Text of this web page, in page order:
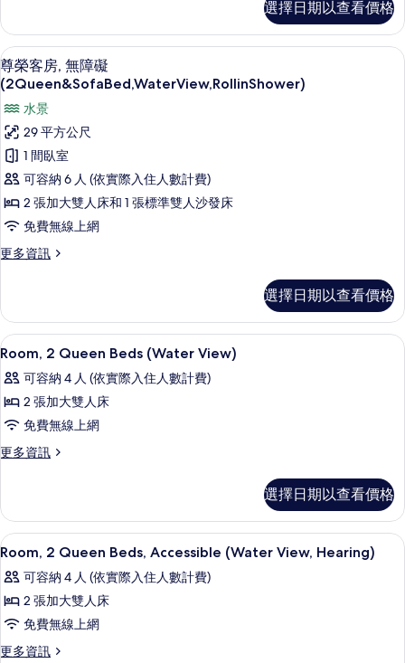
相
片
詳
情
雙
人
床
(Water
View)
的
所
有
相
片
客
房,
2
張
加
大
雙
人
床
(Water
的
詳
選擇日期以查看價格
顯
示
尊
榮
客
房,
無
障
礙
(2Queen&SofaBed,WaterView,RollinShower)
所
有
相
片
尊榮客房, 無障礙
7
尊榮客房, 無障礙
(2Queen&SofaBed,WaterView,RollinShower)
水景
29 平方公尺
1 間臥室
可容納 6 人 (依實際入住人數計費)
2 張加大雙人床和 1 張標準雙人沙發床
免費無線上網
更多資訊
更
客
房,
無
礙
(2Queen&SofaBed,WaterView,RollinShower)
詳
情
選擇日期以查看價格
顯
示
Room,
2
Queen
Beds
的
所
有
相
片
客房內保險箱、書桌、隔音、熨斗/熨
14
Room, 2 Queen Beds (Water View)
可容納 4 人 (依實際入住人數計費)
2 張加大雙人床
免費無線上網
更多資訊
更
Queen
Beds
(Water
的
詳
選擇日期以查看價格
顯
示
Room,
2
Queen
Beds,
客房內保險箱、書桌、隔音、熨斗/熨
18
Room, 2 Queen Beds, Accessible (Water View, Hearing)
可容納 4 人 (依實際入住人數計費)
2 張加大雙人床
免費無線上網
更多資訊
更